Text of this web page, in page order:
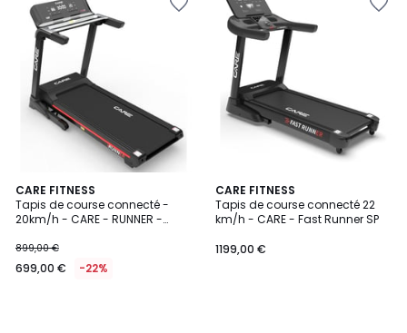
de
réduction
appliquée.
CARE FITNESS
Tapis de course connecté -
20km/h - CARE - RUNNER -
899,00 €
699,00 € -22%
CARE FITNESS
Tapis de course connecté 22
km/h - CARE - Fast Runner SP
1199,00 €